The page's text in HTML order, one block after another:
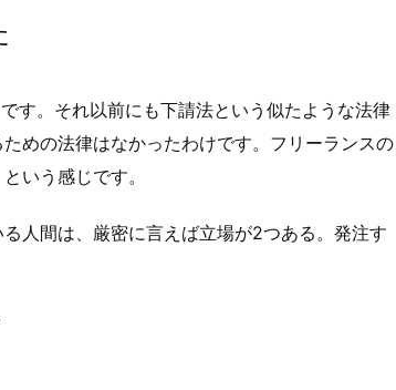
す。それ以前にも下請法という似たような法律
めの法律はなかったわけです。フリーランスの
いう感じです。
人間は、厳密に言えば立場が2つある。発注す